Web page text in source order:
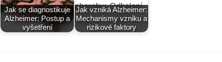
Jak se diagnostikuje
Alzheimer: Postup a
vyšetření
Jak vzniká Alzheimer:
Mechanismy vzniku a
rizikové faktory